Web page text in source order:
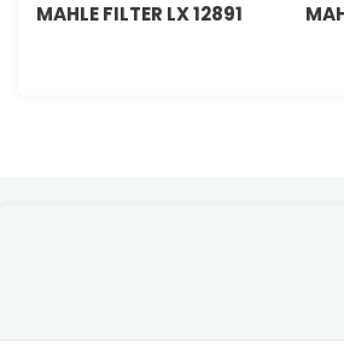
MAHLE FILTER LX 12891